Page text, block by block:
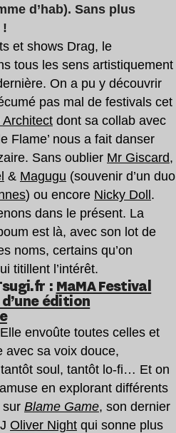
d’hab). Sans plus
!
et shows Drag, le
tous les sens artistiquement
On a pu y découvrir
pas mal de festivals cet
Architect dont sa collab avec
Flame’ nous a fait danser
Sans oublier Mr Giscard,
& Magugu (souvenir d’un duo
) ou encore Nicky Doll.
dans le présent. La
est là, avec son lot de
noms, certains qu’on
titillent l’intérêt.
: MaMA Festival
édition
Badaboum Badaboum
Elle envoûte toutes celles et
avec sa voix douce,
soul, tantôt lo-fi… Et on
en explorant différents
sur Blame Game, son dernier
Oliver Night qui sonne plus